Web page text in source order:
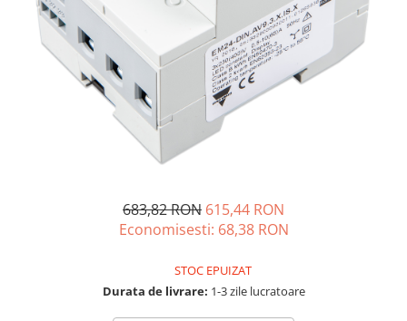
Acumulatori de stocare
Componente sisteme de balcon
683,82 RON 615,44 RON
Economisesti: 68,38 RON
STOC EPUIZAT
Durata de livrare: 1-3 zile lucratoare